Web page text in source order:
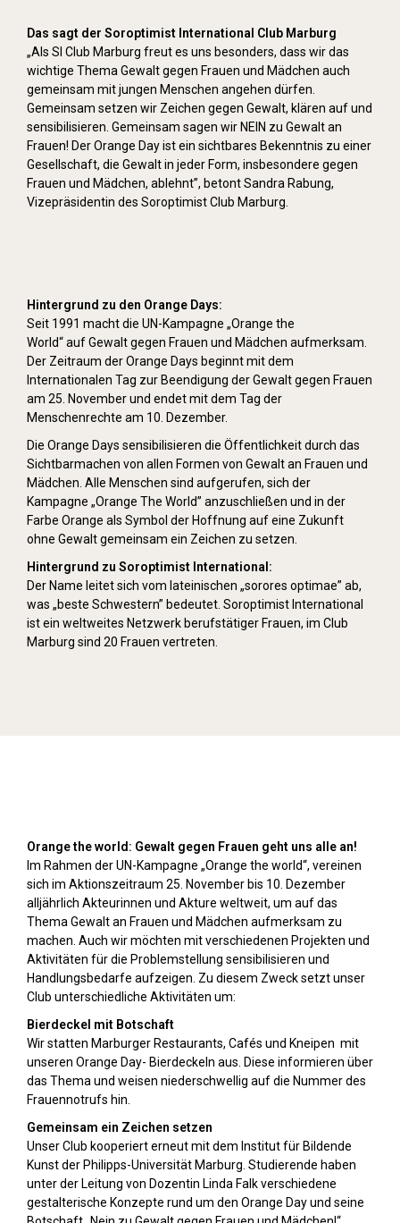
Das sagt der Soroptimist International Club Marburg
„Als SI Club Marburg freut es uns besonders, dass wir das
wichtige Thema Gewalt gegen Frauen und Mädchen auch
gemeinsam mit jungen Menschen angehen dürfen.
Gemeinsam setzen wir Zeichen gegen Gewalt, klären auf und
sensibilisieren. Gemeinsam sagen wir NEIN zu Gewalt an
Frauen! Der Orange Day ist ein sichtbares Bekenntnis zu einer
Gesellschaft, die Gewalt in jeder Form, insbesondere gegen
Frauen und Mädchen, ablehnt”, betont Sandra Rabung,
Vizepräsidentin des Soroptimist Club Marburg.
Hintergrund zu den Orange Days:
Seit 1991 macht die UN-Kampagne „Orange the
World“ auf Gewalt gegen Frauen und Mädchen aufmerksam.
Der Zeitraum der Orange Days beginnt mit dem
Internationalen Tag zur Beendigung der Gewalt gegen Frauen
am 25. November und endet mit dem Tag der
Menschenrechte am 10. Dezember.
Die Orange Days sensibilisieren die Öffentlichkeit durch das
Sichtbarmachen von allen Formen von Gewalt an Frauen und
Mädchen. Alle Menschen sind aufgerufen, sich der
Kampagne „Orange The World” anzuschließen und in der
Farbe Orange als Symbol der Hoffnung auf eine Zukunft
ohne Gewalt gemeinsam ein Zeichen zu setzen.
Hintergrund zu Soroptimist International:
Der Name leitet sich vom lateinischen „sorores optimae” ab,
was „beste Schwestern” bedeutet. Soroptimist International
ist ein weltweites Netzwerk berufstätiger Frauen, im Club
Marburg sind 20 Frauen vertreten.
Orange the world: Gewalt gegen Frauen geht uns alle an!
Im Rahmen der UN-Kampagne „Orange the world“, vereinen
sich im Aktionszeitraum 25. November bis 10. Dezember
alljährlich Akteurinnen und Akture weltweit, um auf das
Thema Gewalt an Frauen und Mädchen aufmerksam zu
machen. Auch wir möchten mit verschiedenen Projekten und
Aktivitäten für die Problemstellung sensibilisieren und
Handlungsbedarfe aufzeigen. Zu diesem Zweck setzt unser
Club unterschiedliche Aktivitäten um:
Bierdeckel mit Botschaft
Wir statten Marburger Restaurants, Cafés und Kneipen mit
unseren Orange Day- Bierdeckeln aus. Diese informieren über
das Thema und weisen niederschwellig auf die Nummer des
Frauennotrufs hin.
Gemeinsam ein Zeichen setzen
Unser Club kooperiert erneut mit dem Institut für Bildende
Kunst der Philipps-Universität Marburg. Studierende haben
unter der Leitung von Dozentin Linda Falk verschiedene
gestalterische Konzepte rund um den Orange Day und seine